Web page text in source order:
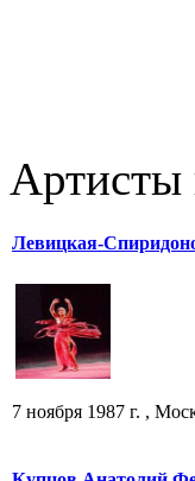
Артисты
Левицкая-
7 ноября 1987 г. ,